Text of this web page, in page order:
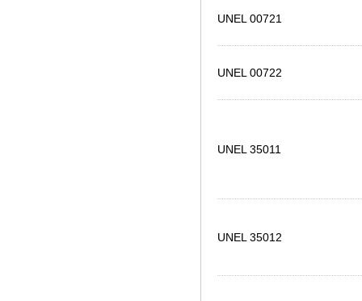
UNEL 00721
UNEL 00722
UNEL 35011
UNEL 35012